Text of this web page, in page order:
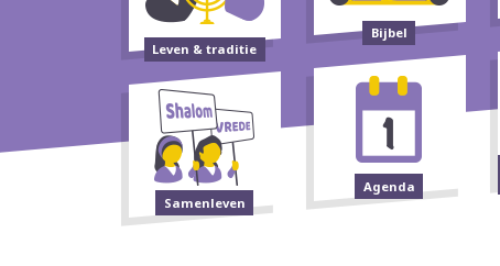
Leven & traditie
Bijbel
Samenleven
Agenda